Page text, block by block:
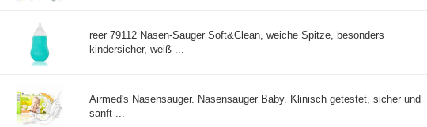
reer 79112 Nasen-Sauger Soft&Clean, weiche Spitze, besonders
kindersicher, weiß ...
Airmed's Nasensauger. Nasensauger Baby. Klinisch getestet, sicher und
sanft ...